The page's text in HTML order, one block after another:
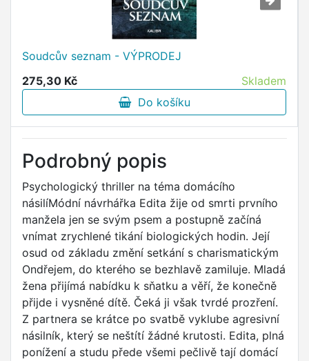
Soudcův seznam - VÝPRODEJ
275,30 Kč
Skladem
Do košíku
Podrobný popis
Psychologický thriller na téma domácího
násilíMódní návrhářka Edita žije od smrti prvního
manžela jen se svým psem a postupně začíná
vnímat zrychlené tikání biologických hodin. Její
osud od základu změní setkání s charismatickým
Ondřejem, do kterého se bezhlavě zamiluje. Mladá
žena přijímá nabídku k sňatku a věří, že konečně
přijde i vysněné dítě. Čeká ji však tvrdé prozření.
Z partnera se krátce po svatbě vyklube agresivní
násilník, který se neštítí žádné krutosti. Edita, plná
ponížení a studu přede všemi pečlivě tají domácí